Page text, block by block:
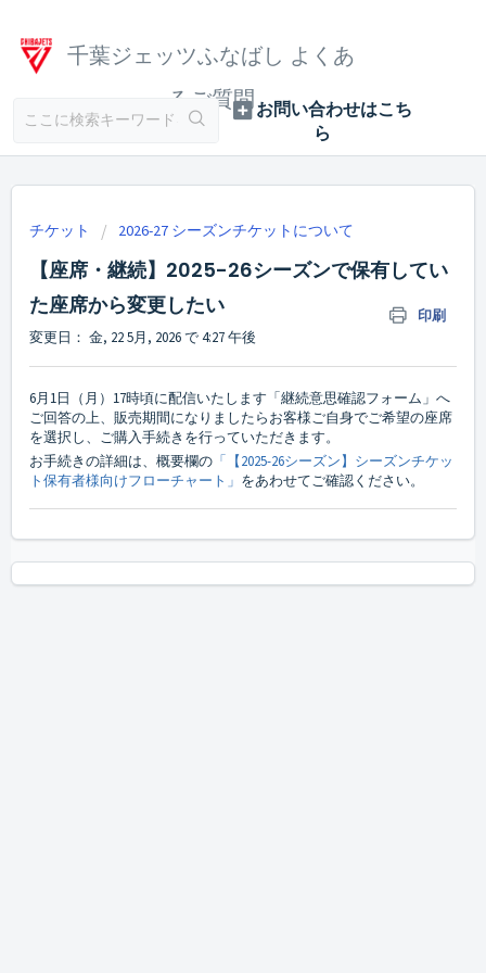
千葉ジェッツふなばし よくあ
るご質問
チケット 2026-27 シーズンチケットについて
【座席・継続】2025-26シーズンで保有してい
た座席から変更したい
印刷
変更日： 金, 22 5月, 2026 で 4:27 午後
6月1日（月）17時頃に配信いたします「継続意思確認フォーム」へ
ご回答の上、販売期間になりましたらお客様ご自身でご希望の座席
を選択し、ご購入手続きを行っていただきます。
お手続きの詳細は、概要欄の 「【2025-26シーズン】シーズンチケッ
ト保有者様向けフローチャート」 をあわせてご確認ください。